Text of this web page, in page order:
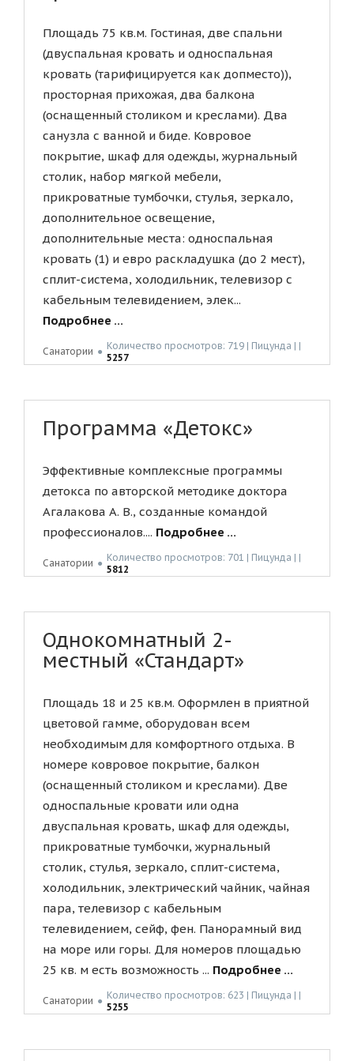
Площадь 75 кв.м. Гостиная, две спальни
(двуспальная кровать и односпальная
кровать (тарифицируется как допместо)),
просторная прихожая, два балкона
(оснащенный столиком и креслами). Два
санузла с ванной и биде. Ковровое
покрытие, шкаф для одежды, журнальный
столик, набор мягкой мебели,
прикроватные тумбочки, стулья, зеркало,
дополнительное освещение,
дополнительные места: односпальная
кровать (1) и евро раскладушка (до 2 мест),
сплит-система, холодильник, телевизор с
кабельным телевидением, элек...
Подробнее ...
Санатории ● Количество просмотров: 719 | Пицунда | |
5257
Программа «Детокс»
Эффективные комплексные программы
детокса по авторской методике доктора
Агалакова А. В., созданные командой
профессионалов.... Подробнее ...
Санатории ● Количество просмотров: 701 | Пицунда | |
5812
Однокомнатный 2-
местный «Стандарт»
Площадь 18 и 25 кв.м. Оформлен в приятной
цветовой гамме, оборудован всем
необходимым для комфортного отдыха. В
номере ковровое покрытие, балкон
(оснащенный столиком и креслами). Две
односпальные кровати или одна
двуспальная кровать, шкаф для одежды,
прикроватные тумбочки, журнальный
столик, стулья, зеркало, сплит-система,
холодильник, электрический чайник, чайная
пара, телевизор с кабельным
телевидением, сейф, фен. Панорамный вид
на море или горы. Для номеров площадью
25 кв. м есть возможность ... Подробнее ...
Санатории ● Количество просмотров: 623 | Пицунда | |
5255